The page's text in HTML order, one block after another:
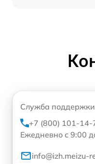
Служба поддержки
+7 (800) 101-14-
Ежедневно с 9:00
info@izh.meizu-